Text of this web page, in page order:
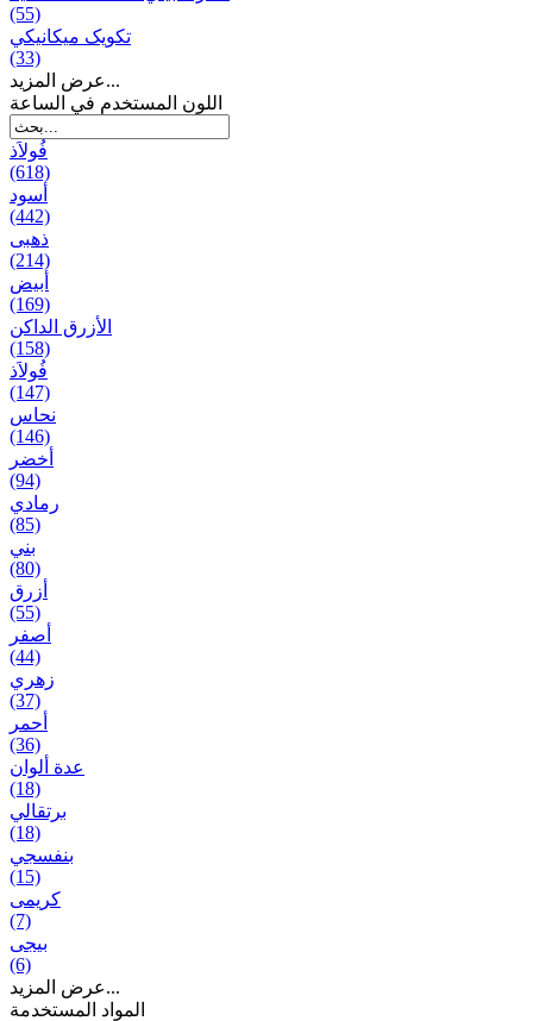
(55)
تکویک ميكانيكي
(33)
عرض المزيد...
اللون المستخدم في الساعة
فُولاَذ
(618)
أسود
(442)
ذهبی
(214)
أبيض
(169)
الأزرق الداكن
(158)
فُولاَذ
(147)
نحاس
(146)
أخضر
(94)
رمادي
(85)
بني
(80)
أزرق
(55)
أصفر
(44)
زهري
(37)
أحمر
(36)
عدة ألوان
(18)
برتقالي
(18)
بنفسجي
(15)
کریمی
(7)
بيجی
(6)
عرض المزيد...
المواد المستخدمة